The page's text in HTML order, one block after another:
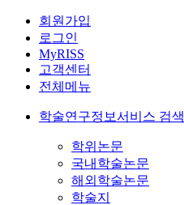
회원가입
로그인
MyRISS
고객센터
전체메뉴
학술연구정보서비스 검색
학위논문
국내학술논문
해외학술논문
학술지